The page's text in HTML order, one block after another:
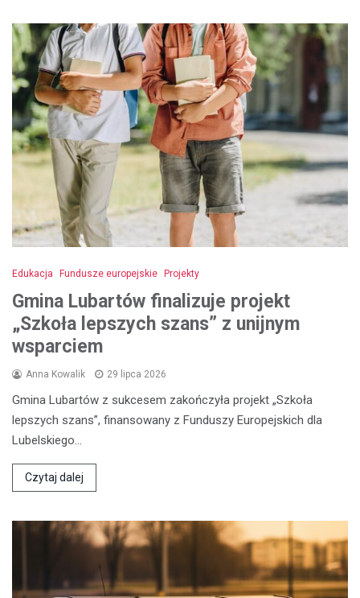
Edukacja Fundusze europejskie Projekty
Gmina Lubartów finalizuje projekt
„Szkoła lepszych szans” z unijnym
wsparciem
Anna Kowalik 29 lipca 2026
Gmina Lubartów z sukcesem zakończyła projekt „Szkoła
lepszych szans”, finansowany z Funduszy Europejskich dla
Lubelskiego…
Czytaj dalej